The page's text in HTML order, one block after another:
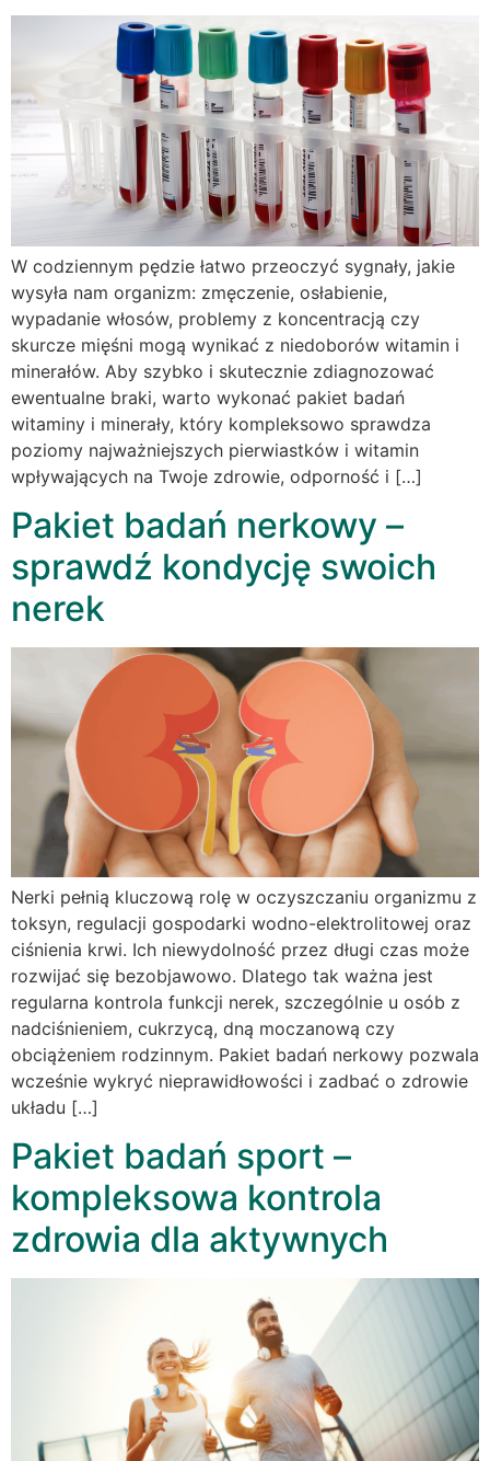
W codziennym pędzie łatwo przeoczyć sygnały, jakie
wysyła nam organizm: zmęczenie, osłabienie,
wypadanie włosów, problemy z koncentracją czy
skurcze mięśni mogą wynikać z niedoborów witamin i
minerałów. Aby szybko i skutecznie zdiagnozować
ewentualne braki, warto wykonać pakiet badań
witaminy i minerały, który kompleksowo sprawdza
poziomy najważniejszych pierwiastków i witamin
wpływających na Twoje zdrowie, odporność i […]
Pakiet badań nerkowy –
sprawdź kondycję swoich
nerek
Nerki pełnią kluczową rolę w oczyszczaniu organizmu z
toksyn, regulacji gospodarki wodno-elektrolitowej oraz
ciśnienia krwi. Ich niewydolność przez długi czas może
rozwijać się bezobjawowo. Dlatego tak ważna jest
regularna kontrola funkcji nerek, szczególnie u osób z
nadciśnieniem, cukrzycą, dną moczanową czy
obciążeniem rodzinnym. Pakiet badań nerkowy pozwala
wcześnie wykryć nieprawidłowości i zadbać o zdrowie
układu […]
Pakiet badań sport –
kompleksowa kontrola
zdrowia dla aktywnych